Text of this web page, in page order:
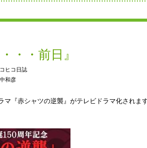
・・前日』
ヒコ日誌
和彦
マ『赤シャツの逆襲』がテレビドラマ化されま